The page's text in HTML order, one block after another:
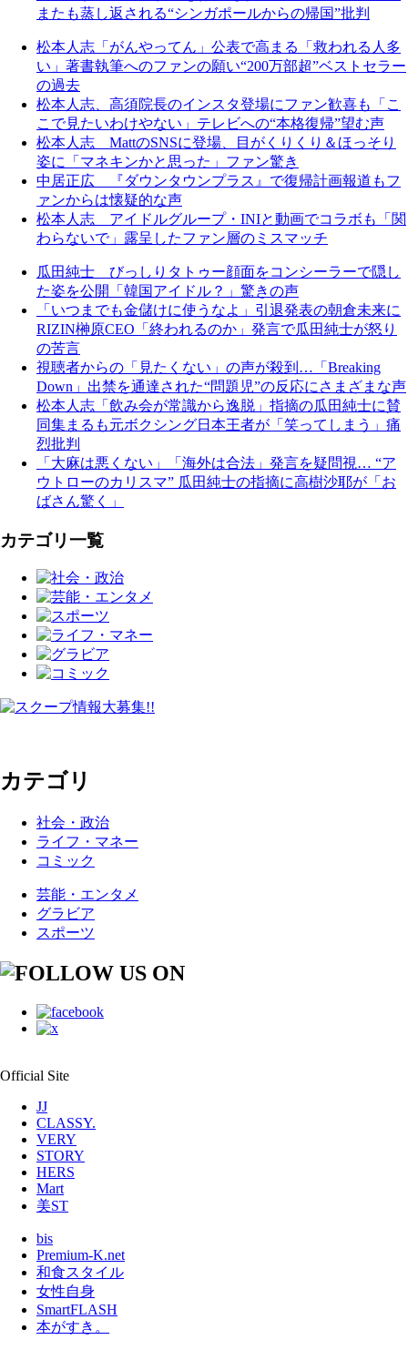
またも蒸し返される“シンガポールからの帰国”批判
松本人志「がんやってん」公表で高まる「救われる人多
い」著書執筆へのファンの願い“200万部超”ベストセラー
の過去
松本人志、高須院長のインスタ登場にファン歓喜も「こ
こで見たいわけやない」テレビへの“本格復帰”望む声
松本人志 MattのSNSに登場、目がくりくり＆ほっそり
姿に「マネキンかと思った」ファン驚き
中居正広 『ダウンタウンプラス』で復帰計画報道もフ
ァンからは懐疑的な声
松本人志 アイドルグループ・INIと動画でコラボも「関
わらないで」露呈したファン層のミスマッチ
瓜田純士 びっしりタトゥー顔面をコンシーラーで隠し
た姿を公開「韓国アイドル？」驚きの声
「いつまでも金儲けに使うなよ」引退発表の朝倉未来に
RIZIN榊原CEO「終われるのか」発言で瓜田純士が怒り
の苦言
視聴者からの「見たくない」の声が殺到…「Breaking
Down」出禁を通達された“問題児”の反応にさまざまな声
松本人志「飲み会が常識から逸脱」指摘の瓜田純士に賛
同集まるも元ボクシング日本王者が「笑ってしまう」痛
烈批判
「大麻は悪くない」「海外は合法」発言を疑問視… “ア
ウトローのカリスマ” 瓜田純士の指摘に高樹沙耶が「お
ばさん驚く」
カテゴリ一覧
カテゴリ
社会・政治
ライフ・マネー
コミック
芸能・エンタメ
グラビア
スポーツ
Official Site
JJ
CLASSY.
VERY
STORY
HERS
Mart
美ST
bis
Premium-K.net
和食スタイル
女性自身
SmartFLASH
本がすき。